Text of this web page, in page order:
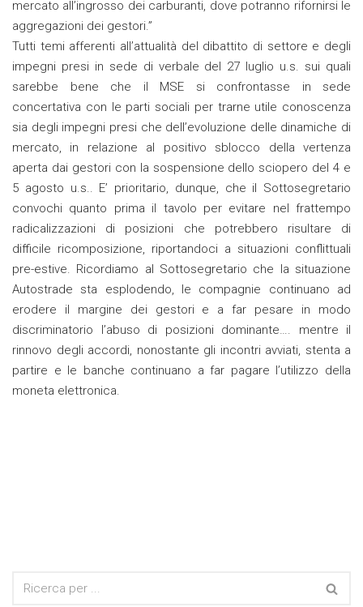
mercato all’ingrosso dei carburanti, dove potranno rifornirsi le
aggregazioni dei gestori.”
Tutti temi afferenti all’attualità del dibattito di settore e degli
impegni presi in sede di verbale del 27 luglio u.s. sui quali
sarebbe bene che il MSE si confrontasse in sede
concertativa con le parti sociali per trarne utile conoscenza
sia degli impegni presi che dell’evoluzione delle dinamiche di
mercato, in relazione al positivo sblocco della vertenza
aperta dai gestori con la sospensione dello sciopero del 4 e
5 agosto u.s.. E’ prioritario, dunque, che il Sottosegretario
convochi quanto prima il tavolo per evitare nel frattempo
radicalizzazioni di posizioni che potrebbero risultare di
difficile ricomposizione, riportandoci a situazioni conflittuali
pre-estive. Ricordiamo al Sottosegretario che la situazione
Autostrade sta esplodendo, le compagnie continuano ad
erodere il margine dei gestori e a far pesare in modo
discriminatorio l’abuso di posizioni dominante…. mentre il
rinnovo degli accordi, nonostante gli incontri avviati, stenta a
partire e le banche continuano a far pagare l’utilizzo della
moneta elettronica.